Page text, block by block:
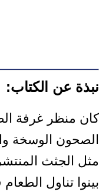
نبذة عن الكتاب:
كان منظر غرفة
الصحون الوسخة
مثل الجثث
بينوا تناول